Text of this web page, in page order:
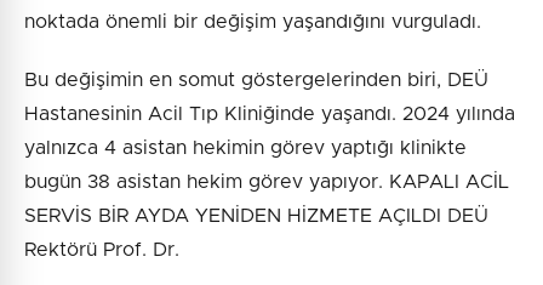
noktada önemli bir değişim yaşandığını vurguladı.
Bu değişimin en somut göstergelerinden biri, DEÜ
Hastanesinin Acil Tıp Kliniğinde yaşandı. 2024 yılında
yalnızca 4 asistan hekimin görev yaptığı klinikte
bugün 38 asistan hekim görev yapıyor. KAPALI ACİL
SERVİS BİR AYDA YENİDEN HİZMETE AÇILDI DEÜ
Rektörü Prof. Dr.